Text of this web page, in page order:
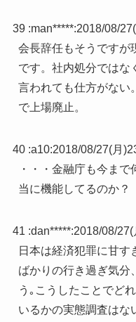
39 :man*****:2018/08/
会長辞任もそうですが
です。社内処分ではな
言われても仕方がない
で上場廃止。
40 :a10:2018/08/27(月
・・・金融庁も今ま
当に機能してるのか？
41 :dan*****:2018/08/
日本は経済犯罪に甘す
ばかりの行き過ぎ気分
う｡こうしたことでど
いるかの実態調査はな